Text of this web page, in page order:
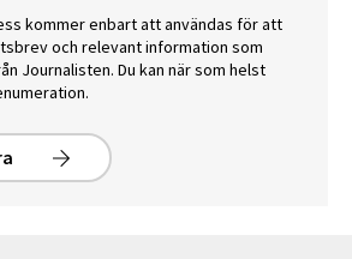
kommer enbart att användas för att
och relevant information som
Journalisten. Du kan när som helst